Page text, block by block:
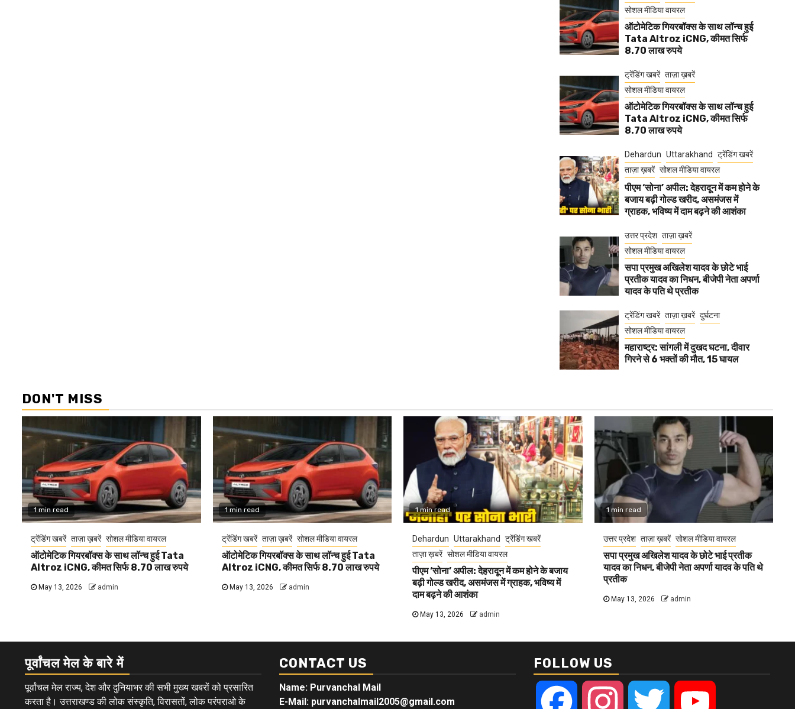
सोशल मीडिया वायरल
ऑटोमेटिक गियरबॉक्स के साथ लॉन्च हुई
Tata Altroz iCNG, कीमत सिर्फ
8.70 लाख रुपये
ट्रेंडिंग खबरें ताज़ा ख़बरें
सोशल मीडिया वायरल
ऑटोमेटिक गियरबॉक्स के साथ लॉन्च हुई
Tata Altroz iCNG, कीमत सिर्फ
8.70 लाख रुपये
Dehardun Uttarakhand
ट्रेंडिंग खबरें
ताज़ा ख़बरें सोशल मीडिया वायरल
पीएम ‘सोना’ अपील: देहरादून में कम होने के
बजाय बढ़ी गोल्ड खरीद, असमंजस में
ग्राहक, भविष्य में दाम बढ़ने की आशंका
उत्तर प्रदेश ताज़ा ख़बरें
सोशल मीडिया वायरल
सपा प्रमुख अखिलेश यादव के छोटे भाई
प्रतीक यादव का निधन, बीजेपी नेता अपर्णा
यादव के पति थे प्रतीक
ट्रेंडिंग खबरें ताज़ा ख़बरें दुर्घटना
सोशल मीडिया वायरल
महाराष्ट्र: सांगली में दुखद घटना, दीवार
गिरने से 6 भक्तों की मौत, 15 घायल
DON'T MISS
1 min read
ट्रेंडिंग खबरें ताज़ा ख़बरें सोशल मीडिया वायरल
ऑटोमेटिक गियरबॉक्स के साथ लॉन्च हुई Tata
Altroz iCNG, कीमत सिर्फ 8.70 लाख रुपये
May 13, 2026 admin
1 min read
ट्रेंडिंग खबरें ताज़ा ख़बरें सोशल मीडिया वायरल
ऑटोमेटिक गियरबॉक्स के साथ लॉन्च हुई Tata
Altroz iCNG, कीमत सिर्फ 8.70 लाख रुपये
May 13, 2026 admin
1 min read
Dehardun Uttarakhand
ट्रेंडिंग खबरें
ताज़ा ख़बरें सोशल मीडिया वायरल
पीएम ‘सोना’ अपील: देहरादून में कम होने के बजाय
बढ़ी गोल्ड खरीद, असमंजस में ग्राहक, भविष्य में
दाम बढ़ने की आशंका
May 13, 2026 admin
1 min read
उत्तर प्रदेश ताज़ा ख़बरें सोशल मीडिया वायरल
सपा प्रमुख अखिलेश यादव के छोटे भाई प्रतीक
यादव का निधन, बीजेपी नेता अपर्णा यादव के पति थे
प्रतीक
May 13, 2026 admin
पूर्वांचल मेल के बारे में
पूर्वांचल मेल राज्य, देश और दुनियाभर की सभी मुख्य खबरों को प्रसारित
करता है। उत्तराखण्ड की लोक संस्कृति, विरासतों, लोक परंपराओ के
CONTACT US
Name: Purvanchal Mail
E-Mail: purvanchalmail2005@gmail.com
FOLLOW US
Facebook Instagram Twitter